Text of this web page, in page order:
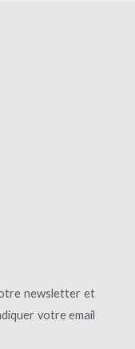
newsletter et
votre email